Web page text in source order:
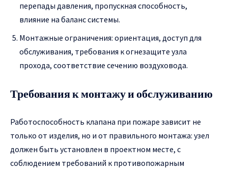
перепады давления, пропускная способность,
влияние на баланс системы.
Монтажные ограничения: ориентация, доступ для
обслуживания, требования к огнезащите узла
прохода, соответствие сечению воздуховода.
Требования к монтажу и обслуживанию
Работоспособность клапана при пожаре зависит не
только от изделия, но и от правильного монтажа: узел
должен быть установлен в проектном месте, с
соблюдением требований к противопожарным